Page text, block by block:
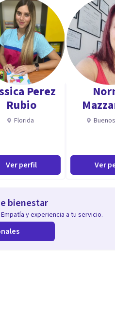
comportamiento suicida.
Perez
Rubio
Florida
Ver perfil Ver
bienestar
y experiencia a tu servicio.